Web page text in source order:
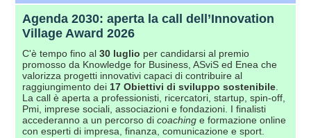
Agenda 2030: aperta la call dell’Innovation
Village Award 2026
C'è tempo fino al 30 luglio per candidarsi al premio
promosso da Knowledge for Business, ASviS ed Enea che
valorizza progetti innovativi capaci di contribuire al
raggiungimento dei 17 Obiettivi di sviluppo sostenibile.
La call è aperta a professionisti, ricercatori, startup, spin-off,
Pmi, imprese sociali, associazioni e fondazioni. I finalisti
accederanno a un percorso di coaching e formazione online
con esperti di impresa, finanza, comunicazione e sport.